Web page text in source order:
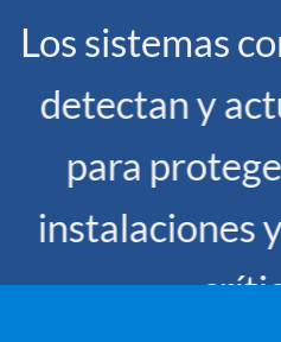
Los sistemas
detectan y
para
instalaciones